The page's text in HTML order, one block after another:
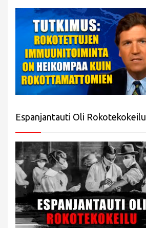
Espanjantauti Oli Rokotekokeilu